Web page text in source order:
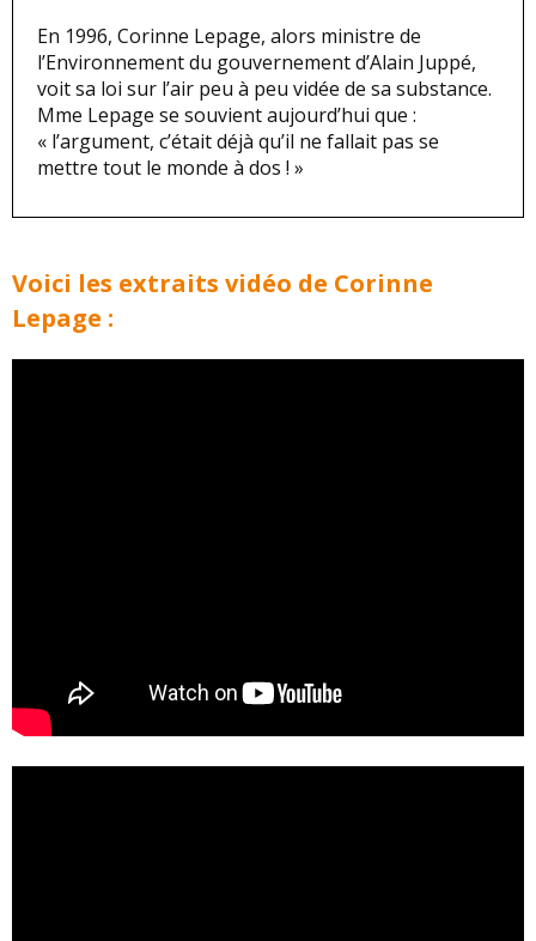
En 1996, Corinne Lepage, alors ministre de
l’Environnement du gouvernement d’Alain Juppé,
voit sa loi sur l’air peu à peu vidée de sa substance.
Mme Lepage se souvient aujourd’hui que :
« l’argument, c’était déjà qu’il ne fallait pas se
mettre tout le monde à dos ! »
Voici les extraits vidéo de Corinne
Lepage :